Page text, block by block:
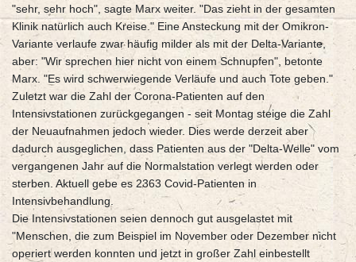
"sehr, sehr hoch", sagte Marx weiter. "Das zieht in der gesamten
Klinik natürlich auch Kreise." Eine Ansteckung mit der Omikron-
Variante verlaufe zwar häufig milder als mit der Delta-Variante,
aber: "Wir sprechen hier nicht von einem Schnupfen", betonte
Marx. "Es wird schwerwiegende Verläufe und auch Tote geben."
Zuletzt war die Zahl der Corona-Patienten auf den
Intensivstationen zurückgegangen - seit Montag steige die Zahl
der Neuaufnahmen jedoch wieder. Dies werde derzeit aber
dadurch ausgeglichen, dass Patienten aus der "Delta-Welle" vom
vergangenen Jahr auf die Normalstation verlegt werden oder
sterben. Aktuell gebe es 2363 Covid-Patienten in
Intensivbehandlung.
Die Intensivstationen seien dennoch gut ausgelastet mit
"Menschen, die zum Beispiel im November oder Dezember nicht
operiert werden konnten und jetzt in großer Zahl einbestellt